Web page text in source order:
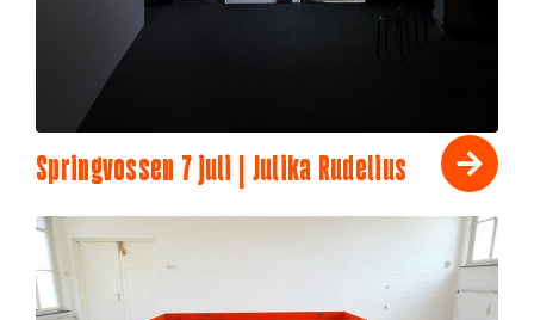
Springvossen 7 juli | Julika Rudelius